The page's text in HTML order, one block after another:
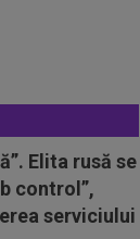
Elita rusă se
control”,
serviciului